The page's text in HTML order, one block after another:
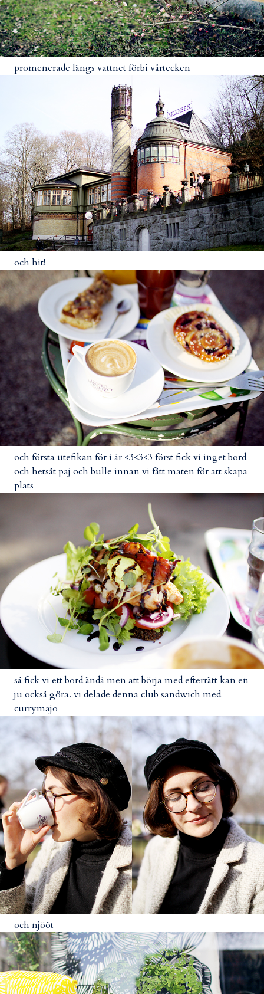
promenerade längs vattnet förbi vårtecken
och hit!
och första utefikan för i år <3<3<3 först fick vi inget bord
och hetsåt paj och bulle innan vi fått maten för att skapa
plats
så fick vi ett bord ändå men att börja med efterrätt kan en
ju också göra. vi delade denna club sandwich med
currymajo
och njööt